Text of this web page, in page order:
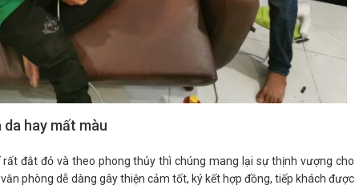
hay mất màu
đắt đỏ và theo phong thủy thì chúng mang lại sự thịnh vượng cho
phòng dễ dàng gây thiện cảm tốt, ký kết hợp đồng, tiếp khách được